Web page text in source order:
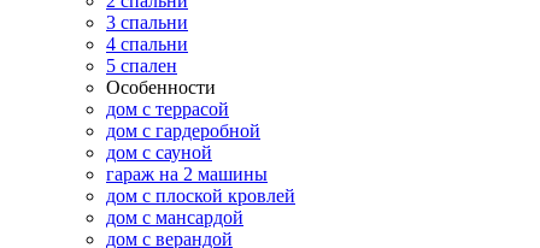
3 спальни
4 спальни
5 спален
Особенности
дом с террасой
дом с гардеробной
дом с сауной
гараж на 2 машины
дом с плоской кровлей
дом с мансардой
дом с верандой